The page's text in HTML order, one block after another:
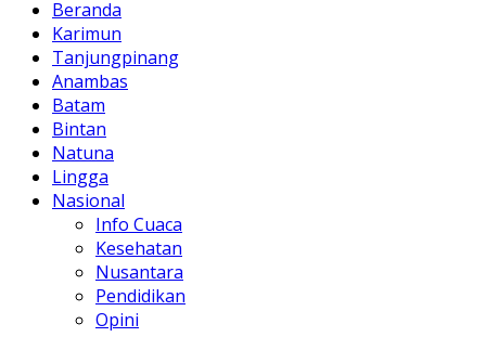
Beranda
Karimun
Tanjungpinang
Anambas
Batam
Bintan
Natuna
Lingga
Nasional
Info Cuaca
Kesehatan
Nusantara
Pendidikan
Opini